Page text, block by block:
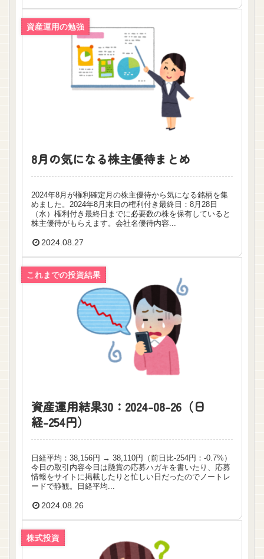
資産運用の勉強
8月の気になる株主優待まとめ
2024年8月が権利確定月の株主優待から気になる銘柄を集
めました。2024年8月末日の権利付き最終日：8月28日
（水）権利付き最終日までに必要数の株を保有していると
株主優待がもらえます。会社名優待内容...
2024.08.27
これまでの投資結果
資産運用結果30：2024-08-26（日
経-254円）
日経平均：38,156円 → 38,110円（前日比-254円：-0.7%）
今日の取引内容今日は懸賞の応募ハガキを書いたり、応募
情報をサイトに掲載したりと忙しい日だったのでノートレ
ードで静観。日経平均...
2024.08.26
株式投資